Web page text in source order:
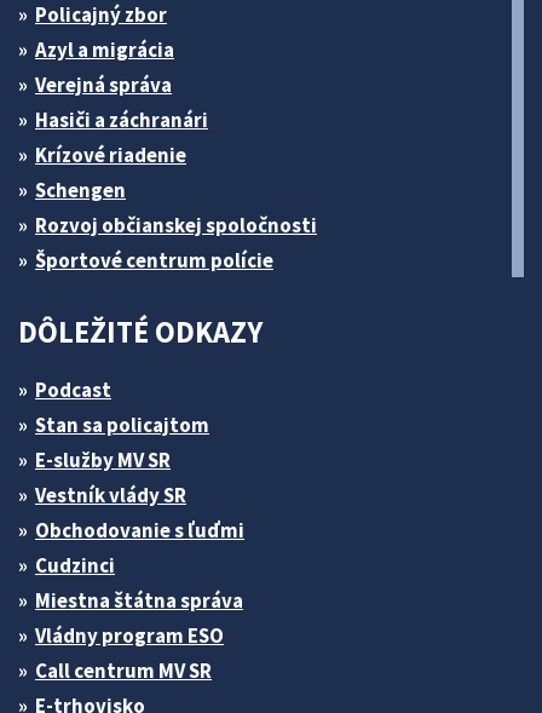
Policajný zbor
Azyl a migrácia
Verejná správa
Hasiči a záchranári
Krízové riadenie
Schengen
Rozvoj občianskej spoločnosti
Športové centrum polície
DÔLEŽITÉ ODKAZY
Podcast
Stan sa policajtom
E-služby MV SR
Vestník vlády SR
Obchodovanie s ľuďmi
Cudzinci
Miestna štátna správa
Vládny program ESO
Call centrum MV SR
E-trhovisko